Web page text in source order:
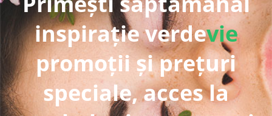
inspirație verdevie
promoții și prețuri
speciale, acces la